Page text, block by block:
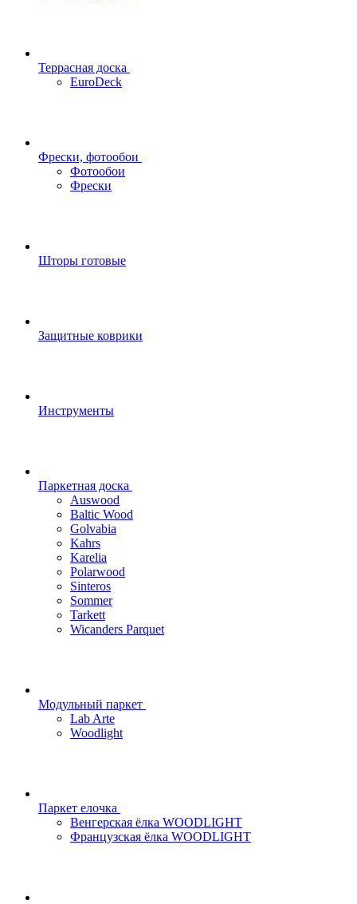
Террасная доска
EuroDeck
Фрески, фотообои
Фотообои
Фрески
Шторы готовые
Защитные коврики
Инструменты
Паркетная доска
Auswood
Baltic Wood
Golvabia
Kahrs
Karelia
Polarwood
Sinteros
Sommer
Tarkett
Wicanders Parquet
Модульный паркет
Lab Arte
Woodlight
Паркет елочка
Венгерская ёлка WOODLIGHT
Французская ёлка WOODLIGHT